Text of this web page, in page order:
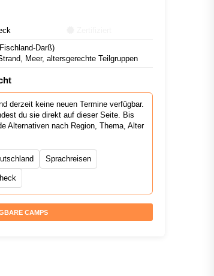
Darß)
Meer, altersgerechte Teilgruppen
derzeit keine neuen Termine verfügbar.
du sie direkt auf dieser Seite. Bis
Alternativen nach Region, Thema, Alter
Sprachreisen
CAMPS